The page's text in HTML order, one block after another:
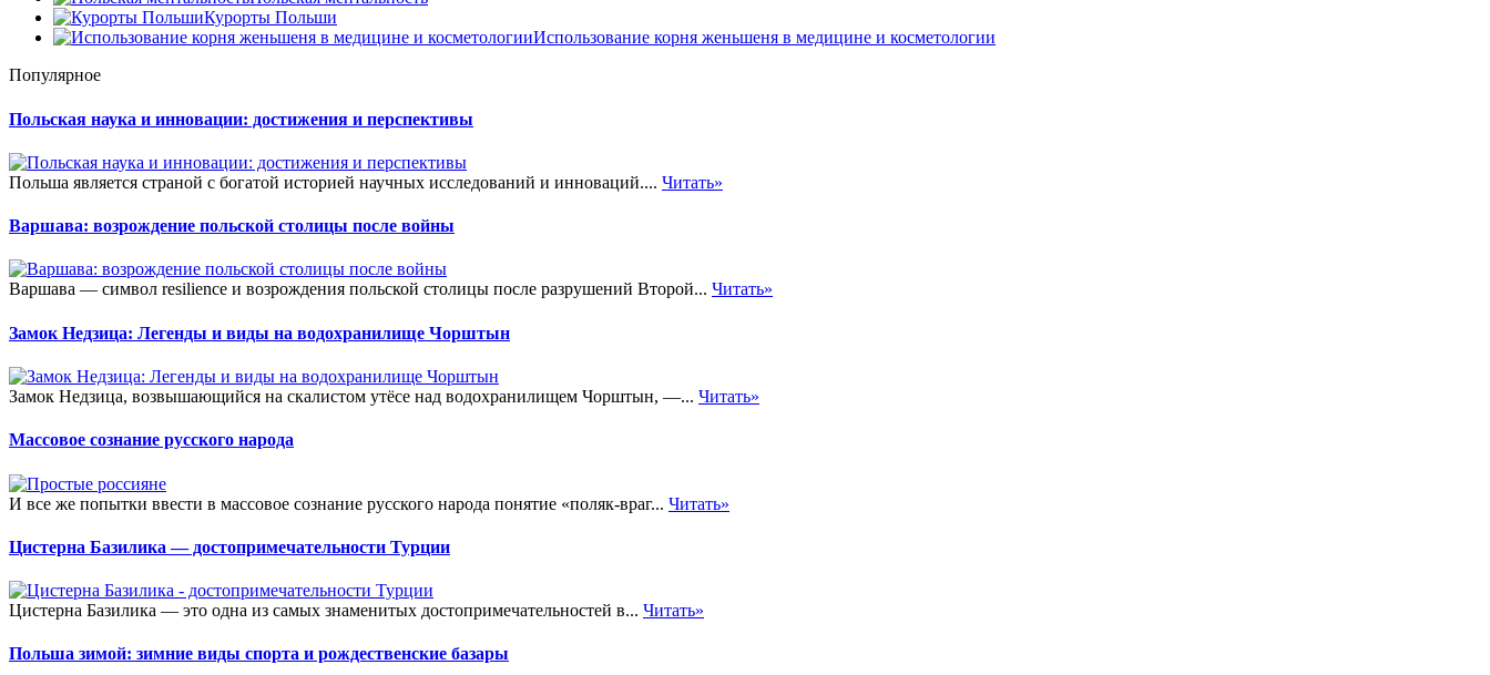
Курорты Польши
Использование корня женьшеня в медицине и косметологии
Популярное
Польская наука и инновации: достижения и перспективы
Польша является страной с богатой историей научных исследований и инноваций.... Читать»
Варшава: возрождение польской столицы после войны
Варшава — символ resilience и возрождения польской столицы после разрушений Второй... Читать»
Замок Недзица: Легенды и виды на водохранилище Чорштын
Замок Недзица, возвышающийся на скалистом утёсе над водохранилищем Чорштын, —... Читать»
Массовое сознание русского народа
И все же попытки ввести в массовое сознание русского народа понятие «поляк-враг... Читать»
Цистерна Базилика — достопримечательности Турции
Цистерна Базилика — это одна из самых знаменитых достопримечательностей в... Читать»
Польша зимой: зимние виды спорта и рождественские базары